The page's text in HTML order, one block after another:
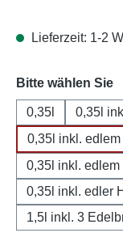
Lieferzeit: 1-2
Bitte wählen Sie
0,35l
0,35l
0,35l inkl.
0,35l inkl.
0,35l inkl. edler
1,5l inkl. 3